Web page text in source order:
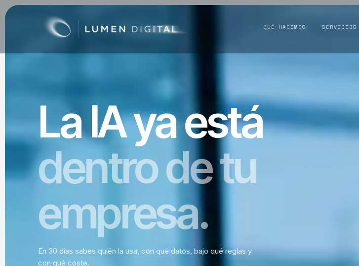
QUÉ HACEMOS SERVICIOS
La IA ya está
dentro de tu
empresa.
En 30 días sabes quién la usa, con qué datos, bajo qué reglas y
con qué coste.